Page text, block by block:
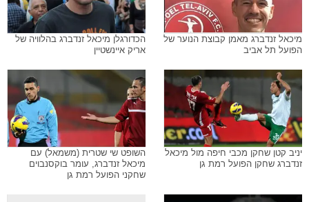
מיכאל זנדברג מאמן קבוצת הנוער של
הפועל תל אביב
הכדורגלן מיכאל זנדברג בהלוויה של
אריק איינשטיין
יניב קטן שחקן מכבי חיפה מול מיכאל
זנדברג שחקן הפועל רמת גן
השופט שי שטרית (משמאל) עם
מיכאל זנדברג, עומר בוקסנבוים
שחקני הפועל רמת גן